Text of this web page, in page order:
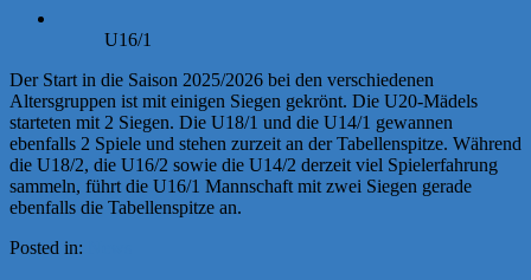
U16/1
Der Start in die Saison 2025/2026 bei den verschiedenen
Altersgruppen ist mit einigen Siegen gekrönt. Die U20-Mädels
starteten mit 2 Siegen. Die U18/1 und die U14/1 gewannen
ebenfalls 2 Spiele und stehen zurzeit an der Tabellenspitze. Während
die U18/2, die U16/2 sowie die U14/2 derzeit viel Spielerfahrung
sammeln, führt die U16/1 Mannschaft mit zwei Siegen gerade
ebenfalls die Tabellenspitze an.
Posted in: